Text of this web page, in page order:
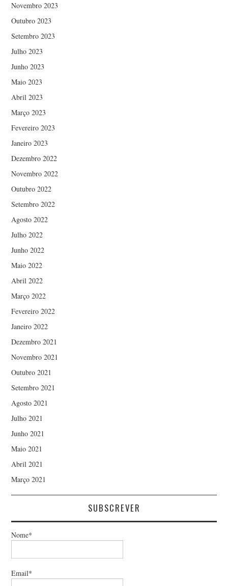
Novembro 2023
Outubro 2023
Setembro 2023
Julho 2023
Junho 2023
Maio 2023
Abril 2023
Março 2023
Fevereiro 2023
Janeiro 2023
Dezembro 2022
Novembro 2022
Outubro 2022
Setembro 2022
Agosto 2022
Julho 2022
Junho 2022
Maio 2022
Abril 2022
Março 2022
Fevereiro 2022
Janeiro 2022
Dezembro 2021
Novembro 2021
Outubro 2021
Setembro 2021
Agosto 2021
Julho 2021
Junho 2021
Maio 2021
Abril 2021
Março 2021
SUBSCREVER
Nome*
Email*